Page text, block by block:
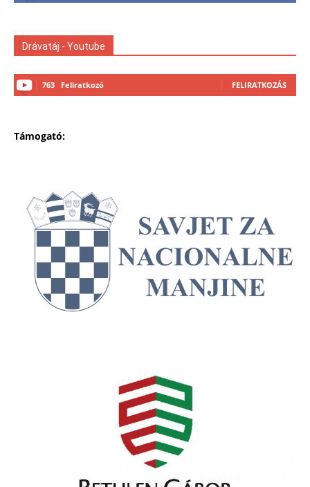
Drávatáj - Youtube
763 Feliratkozó FELIRATKOZÁS
Támogató: